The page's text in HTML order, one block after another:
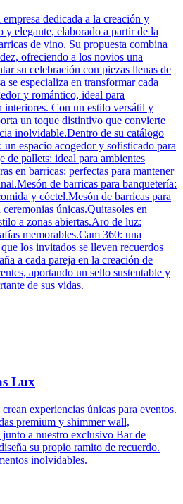
dedicada a la creación y
elegante, elaborado a partir de la
de vino. Su propuesta combina
ofreciendo a los novios una
su celebración con piezas llenas de
se especializa en transformar cada
y romántico, ideal para
interiores. Con un estilo versátil y
un toque distintivo que convierte
inolvidable.Dentro de su catálogo
un espacio acogedor y sofisticado para
pallets: ideal para ambientes
en barricas: perfectas para mantener
de barricas para banquetería:
y cóctel.Mesón de barricas para
únicas.Quitasoles en
a zonas abiertas.Aro de luz:
memorables.Cam 360: una
los invitados se lleven recuerdos
a cada pareja en la creación de
aportando un sello sustentable y
de sus vidas.
Lux
experiencias únicas para eventos.
premium y shimmer wall,
a nuestro exclusivo Bar de
su propio ramito de recuerdo.
inolvidables.